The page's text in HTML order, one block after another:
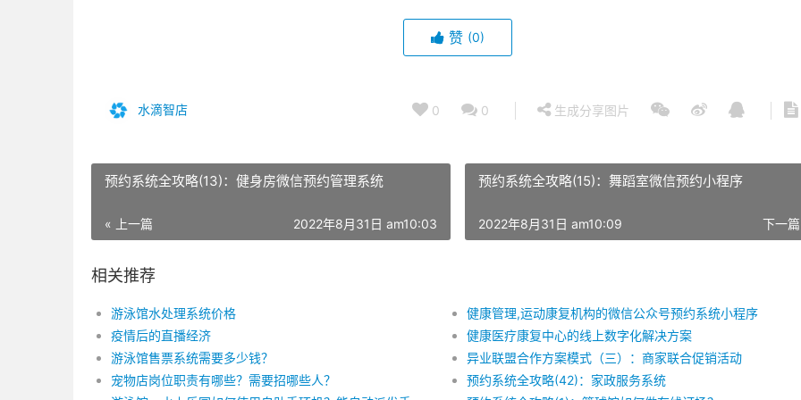
赞 (0)
水滴智店 0 0 生成分享图片
预约系统全攻略(13)：健身房微信预约管理系统
« 上一篇 2022年8月31日 am10:03
预约系统全攻略(15)：舞蹈室微信预约小程序
下一
2022年8月31日 am10:09
相关推荐
游泳馆水处理系统价格
健康管理,运动康复机构的微信公众号预约系统小程序
疫情后的直播经济
健康医疗康复中心的线上数字化解决方案
游泳馆售票系统需要多少钱？
异业联盟合作方案模式（三）：商家联合促销活动
宠物店岗位职责有哪些？需要招哪些人？
预约系统全攻略(42)：家政服务系统